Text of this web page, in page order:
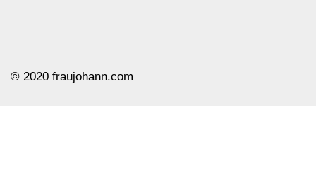
© ️2020 fraujohann.com